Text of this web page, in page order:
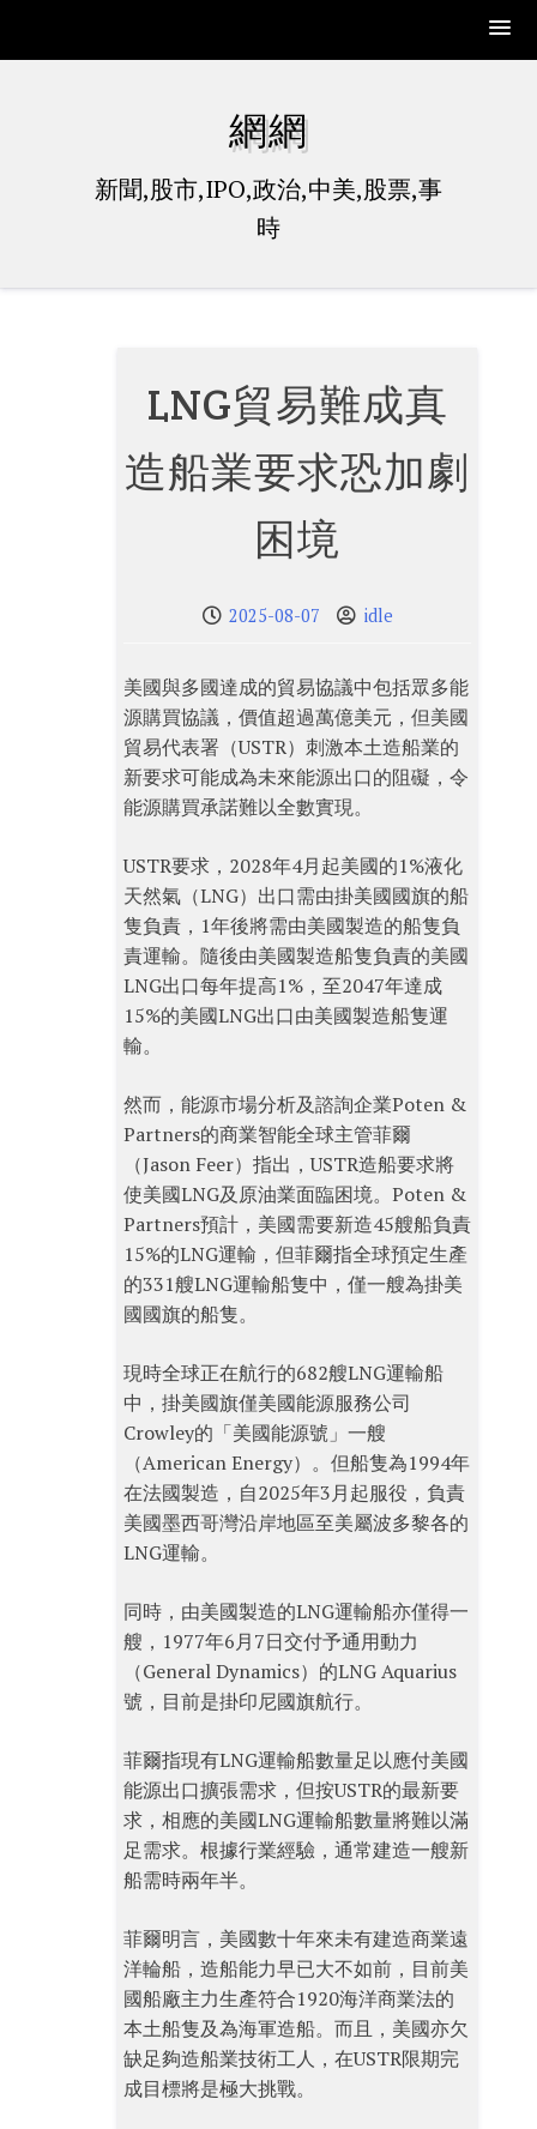
網網
新聞,股市,IPO,政治,中美,股票,事
時
LNG貿易難成真
造船業要求恐加劇
困境
2025-08-07 idle
美國與多國達成的貿易協議中包括眾多能
源購買協議，價值超過萬億美元，但美國
貿易代表署（USTR）刺激本土造船業的
新要求可能成為未來能源出口的阻礙，令
能源購買承諾難以全數實現。
USTR要求，2028年4月起美國的1%液化
天然氣（LNG）出口需由掛美國國旗的船
隻負責，1年後將需由美國製造的船隻負
責運輸。隨後由美國製造船隻負責的美國
LNG出口每年提高1%，至2047年達成
15%的美國LNG出口由美國製造船隻運
輸。
然而，能源市場分析及諮詢企業Poten &
Partners的商業智能全球主管菲爾
（Jason Feer）指出，USTR造船要求將
使美國LNG及原油業面臨困境。Poten &
Partners預計，美國需要新造45艘船負責
15%的LNG運輸，但菲爾指全球預定生產
的331艘LNG運輸船隻中，僅一艘為掛美
國國旗的船隻。
現時全球正在航行的682艘LNG運輸船
中，掛美國旗僅美國能源服務公司
Crowley的「美國能源號」一艘
（American Energy）。但船隻為1994年
在法國製造，自2025年3月起服役，負責
美國墨西哥灣沿岸地區至美屬波多黎各的
LNG運輸。
同時，由美國製造的LNG運輸船亦僅得一
艘，1977年6月7日交付予通用動力
（General Dynamics）的LNG Aquarius
號，目前是掛印尼國旗航行。
菲爾指現有LNG運輸船數量足以應付美國
能源出口擴張需求，但按USTR的最新要
求，相應的美國LNG運輸船數量將難以滿
足需求。根據行業經驗，通常建造一艘新
船需時兩年半。
菲爾明言，美國數十年來未有建造商業遠
洋輪船，造船能力早已大不如前，目前美
國船廠主力生產符合1920海洋商業法的
本土船隻及為海軍造船。而且，美國亦欠
缺足夠造船業技術工人，在USTR限期完
成目標將是極大挑戰。